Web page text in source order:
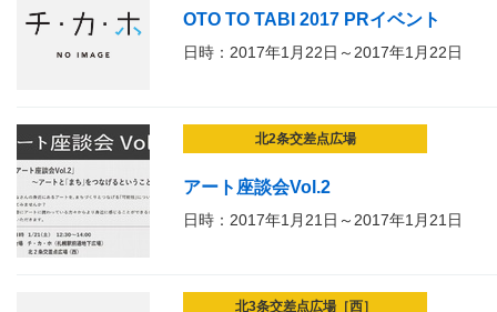
OTO TO TABI 2017 PRイベント
日時：2017年1月22日～2017年1月22日
北2条交差点広場
アート座談会Vol.2
日時：2017年1月21日～2017年1月21日
北3条交差点広場［西］